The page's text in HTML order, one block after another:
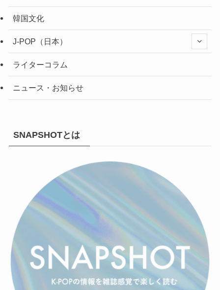
韓国文化
J-POP（日本）
ライターコラム
ニュース・お知らせ
SNAPSHOTとは